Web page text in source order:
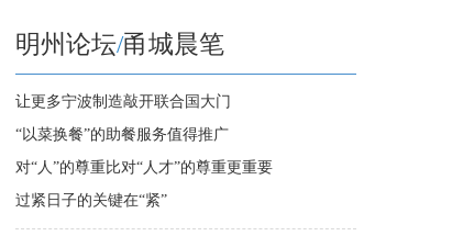
明州论坛/甬城晨笔
让更多宁波制造敲开联合国大门
“以菜换餐”的助餐服务值得推广
对“人”的尊重比对“人才”的尊重更重要
过紧日子的关键在“紧”